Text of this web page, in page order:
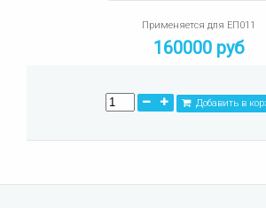
Применяется для ЕП011
160000 руб
Добавить в